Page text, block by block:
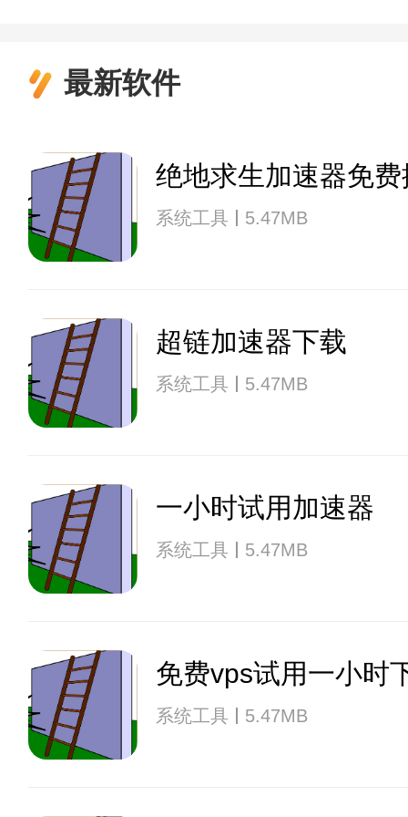
最新软件
绝地求生加速器免
系统工具 5.47MB
超链加速器下载
系统工具 5.47MB
一小时试用加速器
系统工具 5.47MB
免费vps试用一小时
系统工具 5.47MB